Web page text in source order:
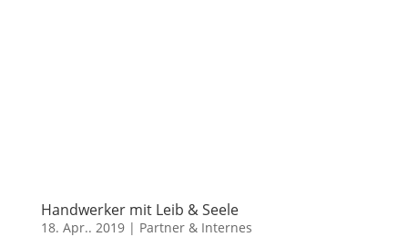
Handwerker mit Leib & Seele
18. Apr.. 2019| Partner & Internes